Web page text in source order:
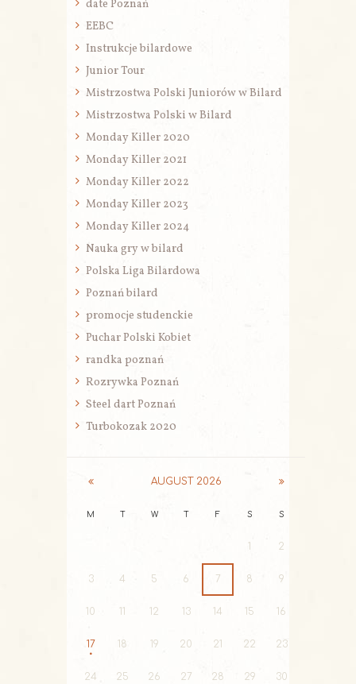
date Poznań
EEBC
Instrukcje bilardowe
Junior Tour
Mistrzostwa Polski Juniorów w Bilard
Mistrzostwa Polski w Bilard
Monday Killer 2020
Monday Killer 2021
Monday Killer 2022
Monday Killer 2023
Monday Killer 2024
Nauka gry w bilard
Polska Liga Bilardowa
Poznań bilard
promocje studenckie
Puchar Polski Kobiet
randka poznań
Rozrywka Poznań
Steel dart Poznań
Turbokozak 2020
AUGUST 2026
M T W T F S S
2
3 4 5 6 7 8 9
10 11 12 13 14 15 16
17 18 19 20 21 22 23
24 25 26 27 28 29 30